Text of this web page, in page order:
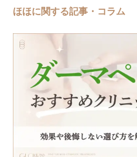
ほほに関する記事・コラム